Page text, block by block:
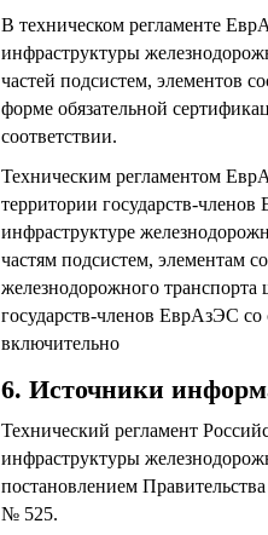
В техническом регламенте
инфраструктуры
частей подсистем, элементов
форме обязательной
соответствии.
Техническим регламентом
территории государств-
инфраструктуре
частям подсистем, элементам
железнодорожного
государств-членов ЕврАзЭС
включительно
6. Источники
Технический регламент
инфраструктуры
постановлением
№ 525.